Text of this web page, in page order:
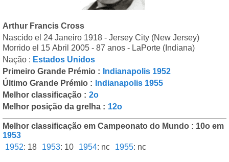
Arthur Francis Cross
Nascido el 24 Janeiro 1918 - Jersey City (New Jersey)
Morrido el 15 Abril 2005 - 87 anos - LaPorte (Indiana)
Nação : Estados Unidos
Primeiro Grande Prémio :
Indianapolis 1952
Último Grande Prémio :
Indianapolis 1955
Melhor classificação : 2o
Melhor posição da grelha : 12o
Melhor classificação em Campeonato do Mundo : 10o em
1953
1952: 18 1953: 10 1954: nc 1955: nc